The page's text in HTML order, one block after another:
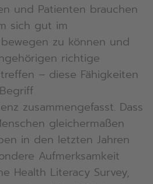
und Patienten brauchen
sich gut im
zu können und
richtige
– diese Fähigkeiten
zusammengefasst. Dass
gleichermaßen
in den letzten Jahren
Aufmerksamkeit
Health Literacy Survey,